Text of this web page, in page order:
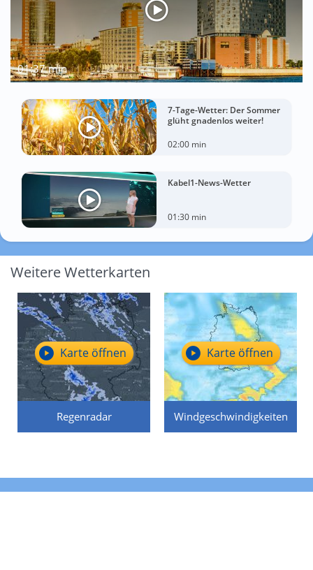
01:37 min
7-Tage-Wetter: Der Sommer
glüht gnadenlos weiter!
02:00 min
Kabel1-News-Wetter
01:30 min
Weitere Wetterkarten
Regenradar
Karte öffnen
Windgeschwindigkeiten
Karte öffnen